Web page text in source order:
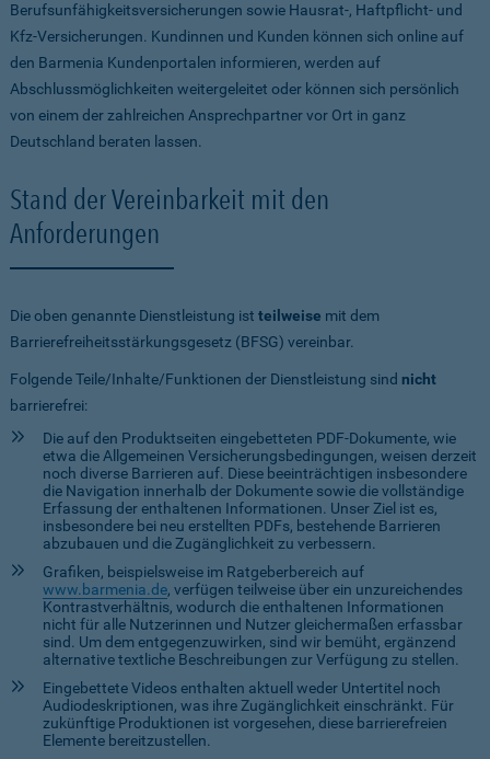
Berufsunfähigkeitsversicherungen sowie Hausrat-, Haftpflicht- und
Kfz-Versicherungen. Kundinnen und Kunden können sich online auf
den Barmenia Kundenportalen informieren, werden auf
Abschlussmöglichkeiten weitergeleitet oder können sich persönlich
von einem der zahlreichen Ansprechpartner vor Ort in ganz
Deutschland beraten lassen.
Stand der Vereinbarkeit mit den
Anforderungen
Die oben genannte Dienstleistung ist teilweise mit dem
Barrierefreiheitsstärkungsgesetz (BFSG) vereinbar.
Folgende Teile/Inhalte/Funktionen der Dienstleistung sind nicht
barrierefrei:
Die auf den Produktseiten eingebetteten PDF-Dokumente, wie
etwa die Allgemeinen Versicherungsbedingungen, weisen derzeit
noch diverse Barrieren auf. Diese beeinträchtigen insbesondere
die Navigation innerhalb der Dokumente sowie die vollständige
Erfassung der enthaltenen Informationen. Unser Ziel ist es,
insbesondere bei neu erstellten PDFs, bestehende Barrieren
abzubauen und die Zugänglichkeit zu verbessern.
Grafiken, beispielsweise im Ratgeberbereich auf
www.barmenia.de, verfügen teilweise über ein unzureichendes
Kontrastverhältnis, wodurch die enthaltenen Informationen
nicht für alle Nutzerinnen und Nutzer gleichermaßen erfassbar
sind. Um dem entgegenzuwirken, sind wir bemüht, ergänzend
alternative textliche Beschreibungen zur Verfügung zu stellen.
Eingebettete Videos enthalten aktuell weder Untertitel noch
Audiodeskriptionen, was ihre Zugänglichkeit einschränkt. Für
zukünftige Produktionen ist vorgesehen, diese barrierefreien
Elemente bereitzustellen.